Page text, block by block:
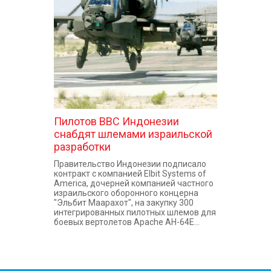
КОНТАКТЫ
Пилотов ВВС Индонезии
снабдят шлемами израильской
разработки
Правительство Индонезии подписало
контракт с компанией Elbit Systems of
America, дочерней компанией частного
израильского оборонного концерна
"Эльбит Маарахот", на закупку 300
интегрированных пилотных шлемов для
боевых вертолетов Apache AH-64E...